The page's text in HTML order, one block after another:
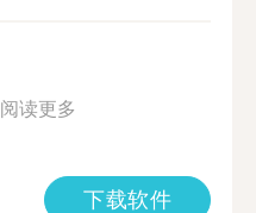
阅读更多
下载软件